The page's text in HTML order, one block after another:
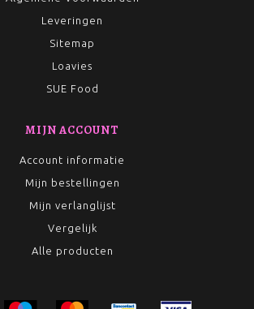
Leveringen
Sitemap
Loavies
SUE Food
MIJN ACCOUNT
Account informatie
Mijn bestellingen
Mijn verlanglijst
Vergelijk
Alle producten